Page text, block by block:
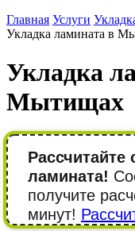
Главная Услуги
Укладка ламината в
Укладка
Мытищах
Рассчитайте
ламината!
получите
минут!